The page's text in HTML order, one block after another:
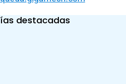
destacadas